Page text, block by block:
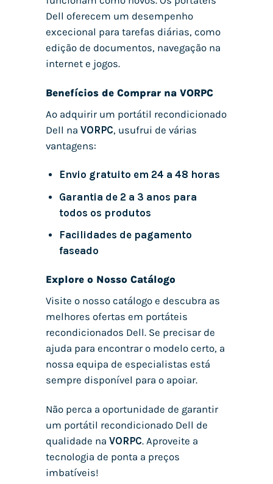
Dell oferecem um desempenho
excecional para tarefas diárias, como
edição de documentos, navegação na
internet e jogos.
Benefícios de Comprar na VORPC
Ao adquirir um portátil recondicionado
Dell na VORPC, usufrui de várias
vantagens:
Envio gratuito em 24 a 48 horas
Garantia de 2 a 3 anos para
todos os produtos
Facilidades de pagamento
faseado
Explore o Nosso Catálogo
Visite o nosso catálogo e descubra as
melhores ofertas em portáteis
recondicionados Dell. Se precisar de
ajuda para encontrar o modelo certo, a
nossa equipa de especialistas está
sempre disponível para o apoiar.
Não perca a oportunidade de garantir
um portátil recondicionado Dell de
qualidade na VORPC. Aproveite a
tecnologia de ponta a preços
imbatíveis!